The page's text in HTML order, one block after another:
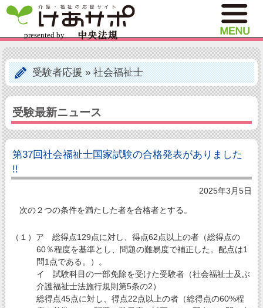
受験者応援»社会福祉士
受験最新ニュース
第37回社会福祉士国家試験の合格発表がありました
!!
2025年3月5日
次の２つの条件を満たした者を合格者とする。
（１）ア 総得点129点に対し、得点62点以上の者（総得点の
60％程度を基準とし、問題の難易度で補正した。配点は1
問1点である。）。
イ 試験科目の一部免除を受けた受験者（社会福祉士及ぶ
介護福祉士法施行規則第5条の2）
総得点45点に対し、得点22点以上の者（総得点の60%程